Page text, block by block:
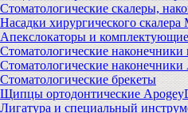
Стоматологические скалеры,
Насадки хирургического
Апекслокаторы и комплектующие
Стоматологические наконечники
Стоматологические наконечники
Стоматологические брекеты
Щипцы ортодонтические
Лигатура и специальный